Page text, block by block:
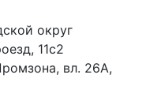
округ
11с2
вл. 26А,